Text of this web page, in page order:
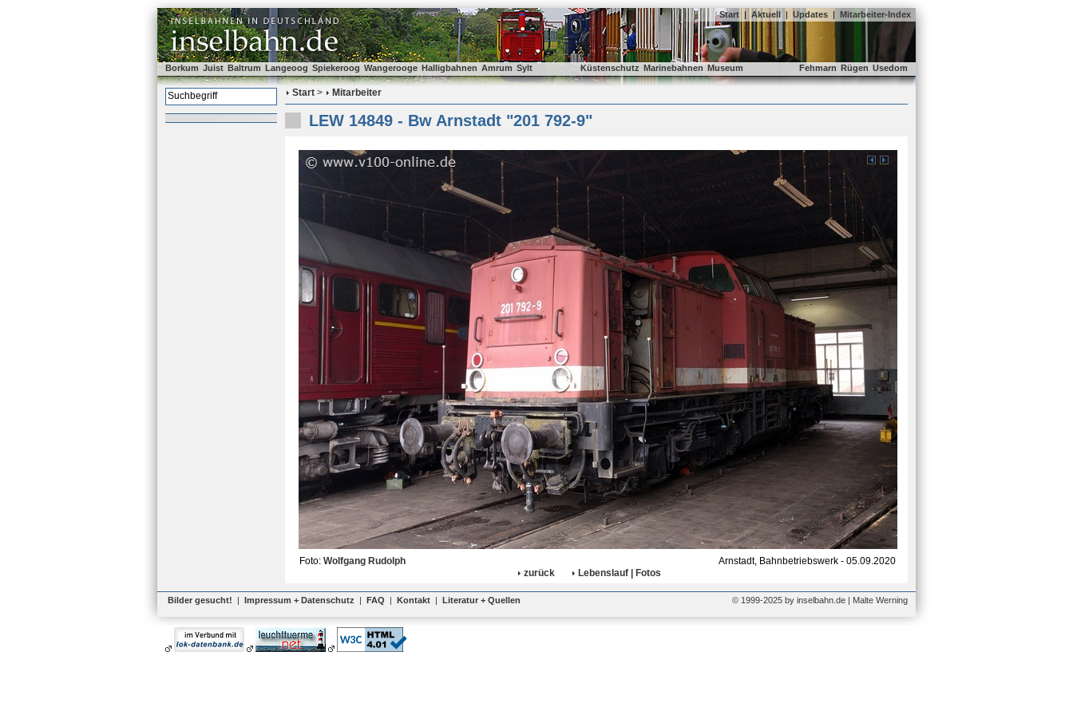
Start | Aktuell | Updates | Mitarbeiter-Index
Borkum Juist Baltrum Langeoog Spiekeroog Wangerooge Halligbahnen Amrum Sylt Küstenschutz Marinebahnen Museum Fehmarn Rügen Usedom
Start > Mitarbeiter
LEW 14849 - Bw Arnstadt "201 792-9"
Foto: Wolfgang Rudolph
Arnstadt, Bahnbetriebswerk - 05.09.2020
zurück
Lebenslauf | Fotos
Bilder gesucht! | Impressum + Datenschutz | FAQ | Kontakt | Literatur + Quellen © 1999-2025 by inselbahn.de | Malte Werning